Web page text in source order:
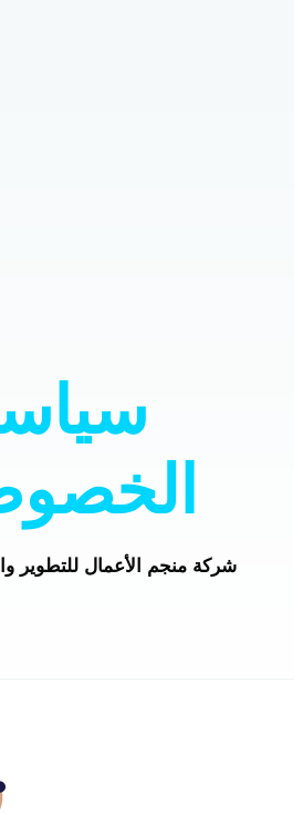
شركة منجم الأعمال للتطوير